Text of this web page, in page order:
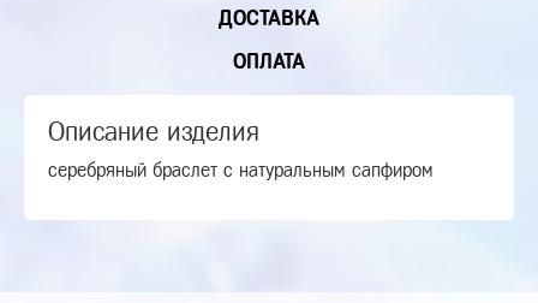
ДОСТАВКА
ОПЛАТА
Описание изделия
серебряный браслет с натуральным сапфиром